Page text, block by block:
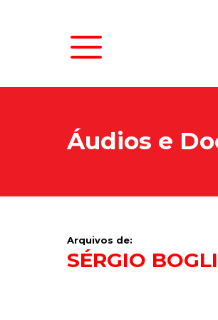
Áudios e
Arquivos de:
SÉRGIO